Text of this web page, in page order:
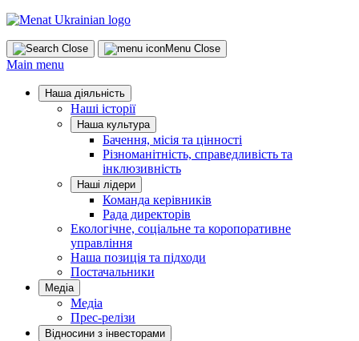
Skip
content
Close Menu Close
Main menu
Наша діяльність
Наші історії
Наша культура
Бачення, місія та цінності
Різноманітність, справедливість та
інклюзивність
Наші лідери
Команда керівників
Рада директорів
Екологічне, соціальне та коропоративне
управління
Наша позиція та підходи
Постачальники
Медіа
Медіа
Прес-релізи
Відносини з інвесторами